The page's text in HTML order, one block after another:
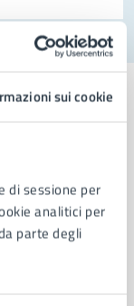
sui cookie
di sessione per
analitici per
parte degli